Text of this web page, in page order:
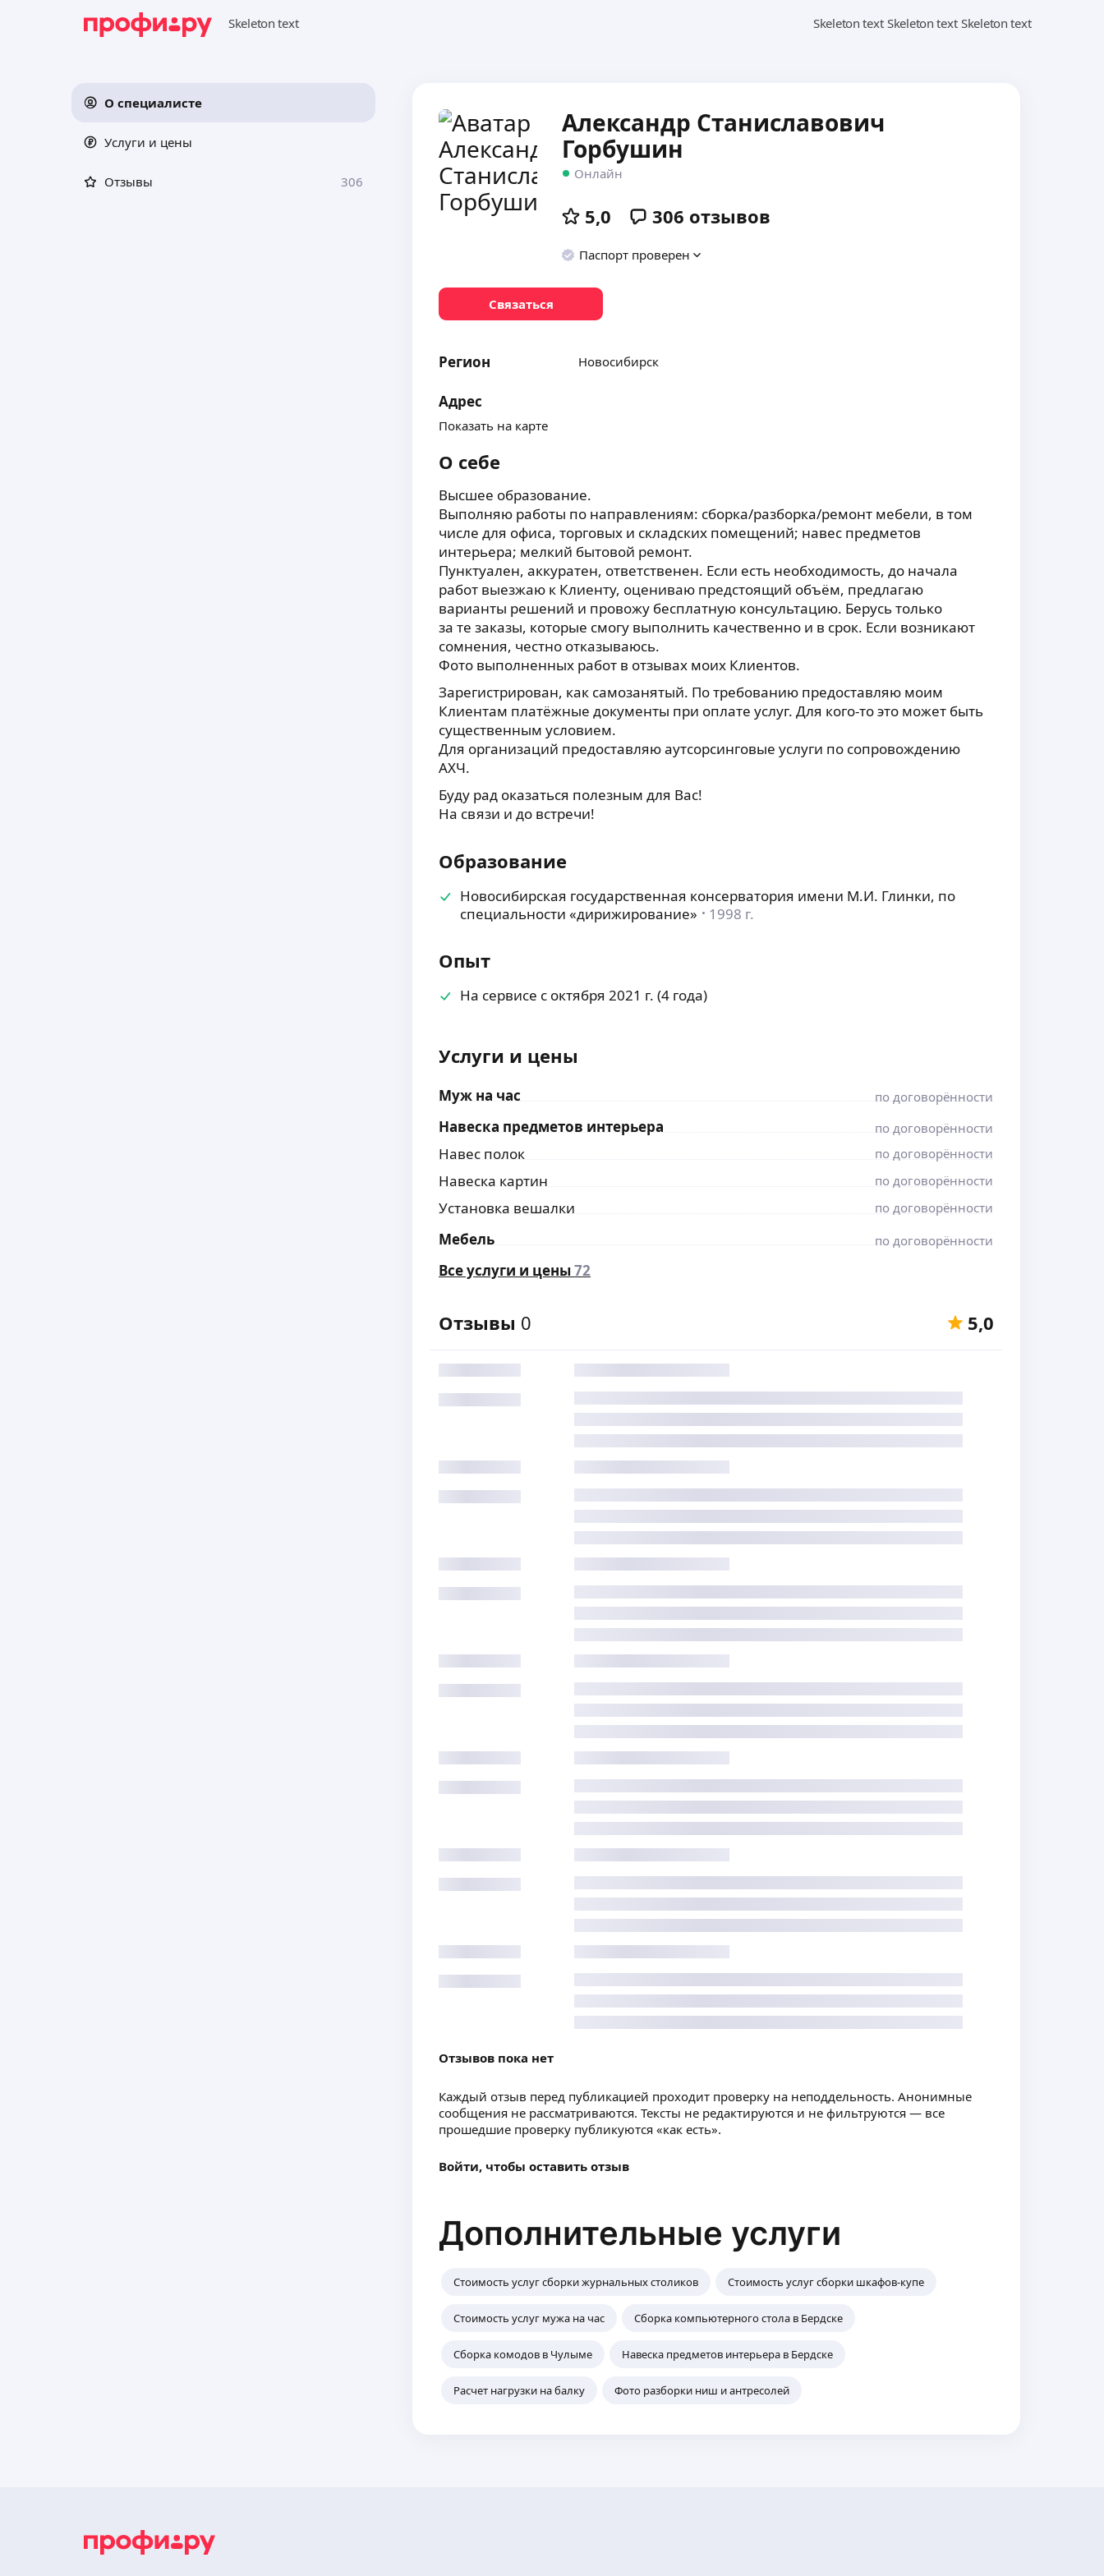
О специалисте
Услуги и цены
Отзывы 306
Александр Станиславович
Горбушин
Онлайн
5,0 306 отзывов
Паспорт проверен
Связаться
Регион Новосибирск
Адрес
Показать на карте
О себе
Высшее образование.
Выполняю работы по направлениям: сборка/разборка/ремонт мебели, в том
числе для офиса, торговых и складских помещений; навес предметов
интерьера; мелкий бытовой ремонт.
Пунктуален, аккуратен, ответственен. Если есть необходимость, до начала
работ выезжаю к Клиенту, оцениваю предстоящий объём, предлагаю
варианты решений и провожу бесплатную консультацию. Берусь только
за те заказы, которые смогу выполнить качественно и в срок. Если возникают
сомнения, честно отказываюсь.
Фото выполненных работ в отзывах моих Клиентов.
Зарегистрирован, как самозанятый. По требованию предоставляю моим
Клиентам платёжные документы при оплате услуг. Для кого-то это может быть
существенным условием.
Для организаций предоставляю аутсорсинговые услуги по сопровождению
АХЧ.
Буду рад оказаться полезным для Вас!
На связи и до встречи!
Образование
Новосибирская государственная консерватория имени М.И. Глинки, по
специальности «дирижирование»
1998 г.
Опыт
На сервисе с октября 2021 г. (4 года)
Услуги и цены
Муж на час по договорённости
Навеска предметов интерьера по договорённости
Навес полок по договорённости
Навеска картин по договорённости
Установка вешалки по договорённости
Мебель по договорённости
Все услуги и цены72
Отзывы 0 5,0
Отзывов пока нет
Каждый отзыв перед публикацией проходит проверку на неподдельность. Анонимные
сообщения не рассматриваются. Тексты не редактируются и не фильтруются — все
прошедшие проверку публикуются «как есть».
Войти, чтобы оставить отзыв
Дополнительные услуги
Стоимость услуг сборки журнальных столиков Стоимость услуг сборки шкафов-купе
Стоимость услуг мужа на час Сборка компьютерного стола в Бердске
Сборка комодов в Чулыме Навеска предметов интерьера в Бердске
Расчет нагрузки на балку Фото разборки ниш и антресолей